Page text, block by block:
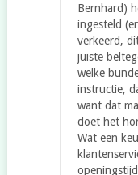
Bernhard)
ingesteld
verkeerd,
juiste
welke
instructie,
want dat
doet het
Wat een